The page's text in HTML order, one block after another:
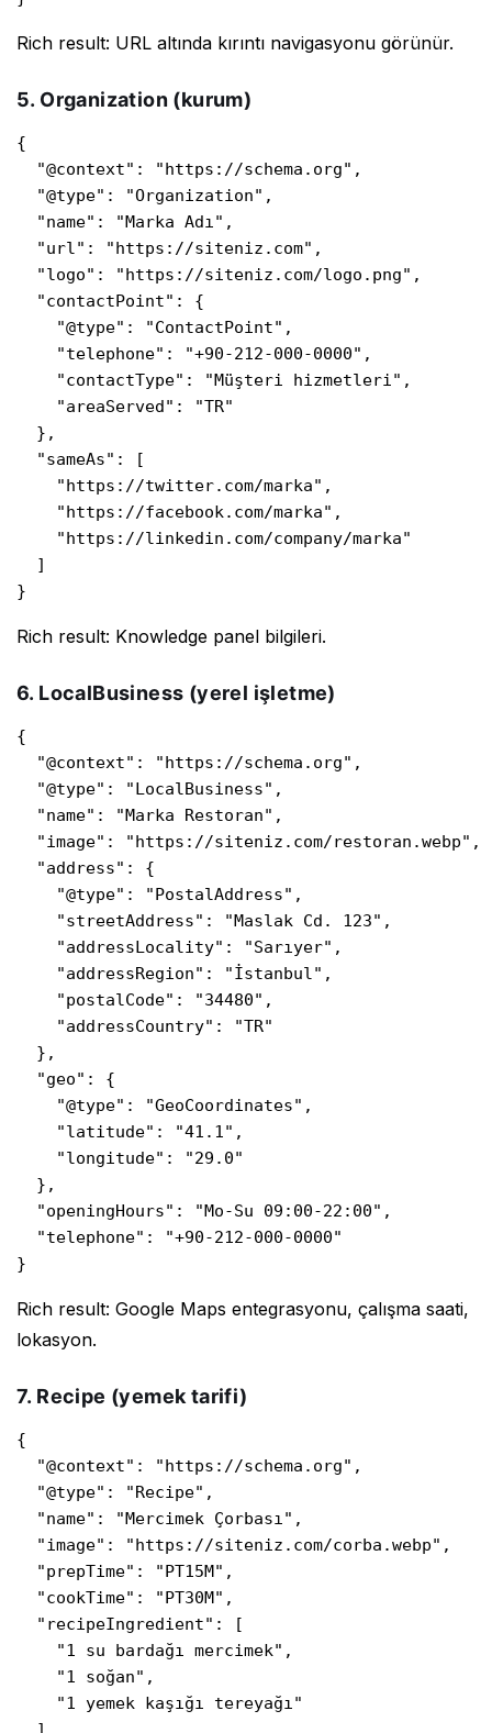
Rich result: URL altında kırıntı navigasyonu görünür.
5. Organization (kurum)
{
  "@context": "https://schema.org",
  "@type": "Organization",
  "name": "Marka Adı",
  "url": "https://siteniz.com",
  "logo": "https://siteniz.com/logo.png",
  "contactPoint": {
    "@type": "ContactPoint",
    "telephone": "+90-212-000-0000",
    "contactType": "Müşteri hizmetleri",
    "areaServed": "TR"
  },
  "sameAs": [
    "https://twitter.com/marka",
    "https://facebook.com/marka",
    "https://linkedin.com/company/marka"
  ]
}
Rich result: Knowledge panel bilgileri.
6. LocalBusiness (yerel işletme)
{
  "@context": "https://schema.org",
  "@type": "LocalBusiness",
  "name": "Marka Restoran",
  "image": "https://siteniz.com/restoran.webp",
  "address": {
    "@type": "PostalAddress",
    "streetAddress": "Maslak Cd. 123",
    "addressLocality": "Sarıyer",
    "addressRegion": "İstanbul",
    "postalCode": "34480",
    "addressCountry": "TR"
  },
  "geo": {
    "@type": "GeoCoordinates",
    "latitude": "41.1",
    "longitude": "29.0"
  },
  "openingHours": "Mo-Su 09:00-22:00",
  "telephone": "+90-212-000-0000"
}
Rich result: Google Maps entegrasyonu, çalışma saati,
lokasyon.
7. Recipe (yemek tarifi)
{
  "@context": "https://schema.org",
  "@type": "Recipe",
  "name": "Mercimek Çorbası",
  "image": "https://siteniz.com/corba.webp",
  "prepTime": "PT15M",
  "cookTime": "PT30M",
  "recipeIngredient": [
    "1 su bardağı mercimek",
    "1 soğan",
    "1 yemek kaşığı tereyağı"